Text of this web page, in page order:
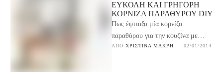
ΕΎΚΟΛΗ ΚΑΙ ΓΡΉΓΟΡΗ
ΚΟΡΝΊΖΑ ΠΑΡΑΘΎΡΟΥ DIY
Πως έφτιαξα μία κορνίζα
παραθύρου για την κουζίνα με
σχεδόν μηδενικό κόστος, εύκολα
ΑΠΌ ΧΡΙΣΤΊΝΑ ΜΑΚΡΉ 02/01/2014